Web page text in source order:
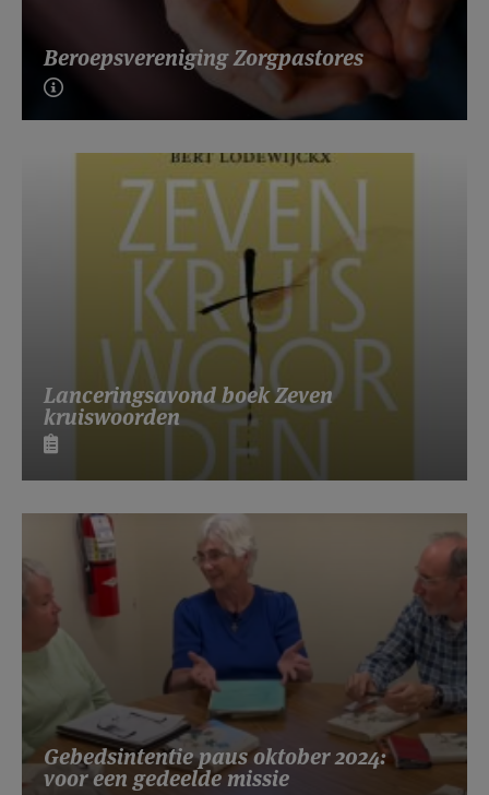
Beroepsvereniging Zorgpastores
Lanceringsavond boek Zeven
kruiswoorden
Gebedsintentie paus oktober 2024:
voor een gedeelde missie